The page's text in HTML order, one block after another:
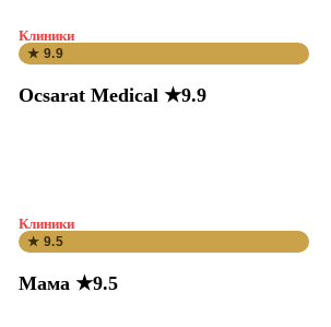
Клиники
★ 9.9
Ocsarat Medical ★9.9
Клиники
★ 9.5
Мама ★9.5